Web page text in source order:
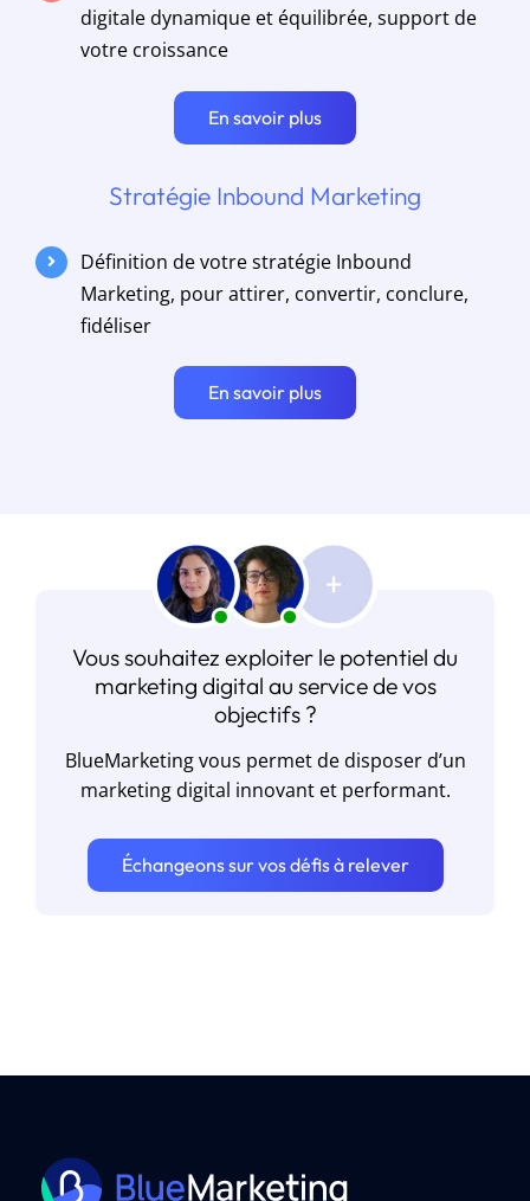
digitale dynamique et équilibrée, support de
votre croissance
En savoir plus
Stratégie Inbound Marketing
Définition de votre stratégie Inbound
Marketing, pour attirer, convertir, conclure,
fidéliser
En savoir plus
Vous souhaitez exploiter le potentiel du
marketing digital au service de vos
objectifs ?
BlueMarketing vous permet de disposer d’un
marketing digital innovant et performant.
Échangeons sur vos défis à relever